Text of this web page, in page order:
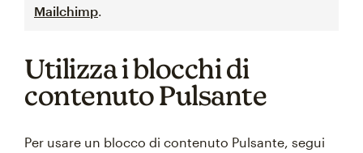
Mailchimp.
Utilizza i blocchi di
contenuto Pulsante
Per usare un blocco di contenuto Pulsante, segui